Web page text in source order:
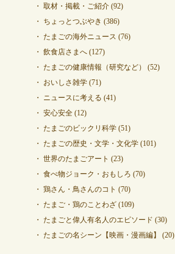
取材・掲載・ご紹介(92)
ちょっとつぶやき (386)
たまごの海外ニュース (76)
飲食店さまへ(127)
たまごの健康情報（研究など）
(52)
おいしさ雑学(71)
ニュースに考える (41)
安心安全(12)
たまごのビックリ科学(51)
たまごの歴史・文学・文化学(101)
世界のたまごアート (23)
食べ物ジョーク・おもしろ (70)
鶏さん・鳥さんのコト (70)
たまご・鶏のことわざ(109)
たまごと偉人有名人のエピソード (30)
たまごの名シーン【映画・漫画編】
(20)